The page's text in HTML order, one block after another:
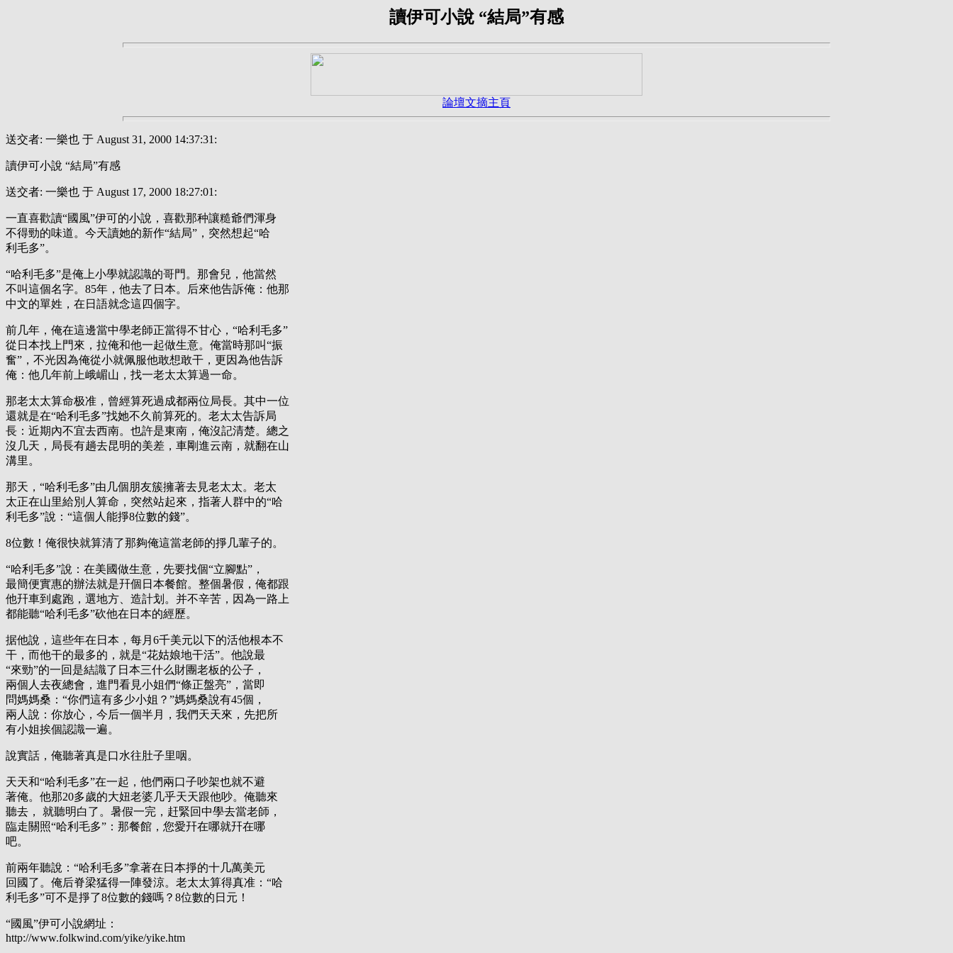
讀伊可小說 “結局”有感
論壇文摘主頁
送交者: 一樂也 于 August 31, 2000 14:37:31:
讀伊可小說 “結局”有感
送交者: 一樂也 于 August 17, 2000 18:27:01:
一直喜歡讀“國風”伊可的小說，喜歡那种讓糙爺們渾身
不得勁的味道。今天讀她的新作“結局”，突然想起“哈
利毛多”。
“哈利毛多”是俺上小學就認識的哥門。那會兒，他當然
不叫這個名字。85年，他去了日本。后來他告訴俺：他那
中文的單姓，在日語就念這四個字。
前几年，俺在這邊當中學老師正當得不甘心，“哈利毛多”
從日本找上門來，拉俺和他一起做生意。俺當時那叫“振
奮”，不光因為俺從小就佩服他敢想敢干，更因為他告訴
俺：他几年前上峨嵋山，找一老太太算過一命。
那老太太算命极准，曾經算死過成都兩位局長。其中一位
還就是在“哈利毛多”找她不久前算死的。老太太告訴局
長：近期內不宜去西南。也許是東南，俺沒記清楚。總之
沒几天，局長有趟去昆明的美差，車剛進云南，就翻在山
溝里。
那天，“哈利毛多”由几個朋友簇擁著去見老太太。老太
太正在山里給別人算命，突然站起來，指著人群中的“哈
利毛多”說：“這個人能掙8位數的錢”。
8位數！俺很快就算清了那夠俺這當老師的掙几輩子的。
“哈利毛多”說：在美國做生意，先要找個“立腳點”，
最簡便實惠的辦法就是幵個日本餐館。整個暑假，俺都跟
他幵車到處跑，選地方、造計划。并不辛苦，因為一路上
都能聽“哈利毛多”砍他在日本的經歷。
据他說，這些年在日本，每月6千美元以下的活他根本不
干，而他干的最多的，就是“花姑娘地干活”。他說最
“來勁”的一回是結識了日本三什么財團老板的公子，
兩個人去夜總會，進門看見小姐們“條正盤亮”，當即
問媽媽桑：“你們這有多少小姐？”媽媽桑說有45個，
兩人說：你放心，今后一個半月，我們天天來，先把所
有小姐挨個認識一遍。
說實話，俺聽著真是口水往肚子里咽。
天天和“哈利毛多”在一起，他們兩口子吵架也就不避
著俺。他那20多歲的大妞老婆几乎天天跟他吵。俺聽來
聽去， 就聽明白了。暑假一完，赶緊回中學去當老師，
臨走關照“哈利毛多”：那餐館，您愛幵在哪就幵在哪
吧。
前兩年聽說：“哈利毛多”拿著在日本掙的十几萬美元
回國了。俺后脊梁猛得一陣發涼。老太太算得真准：“哈
利毛多”可不是掙了8位數的錢嗎？8位數的日元！
“國風”伊可小說網址：
http://www.folkwind.com/yike/yike.htm